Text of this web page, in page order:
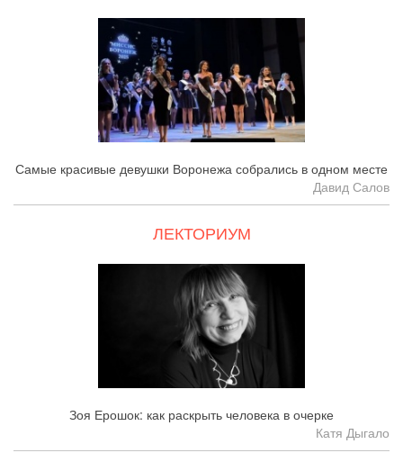
Самые красивые девушки Воронежа собрались в одном месте
Давид Салов
ЛЕКТОРИУМ
Зоя Ерошок: как раскрыть человека в очерке
Катя Дыгало